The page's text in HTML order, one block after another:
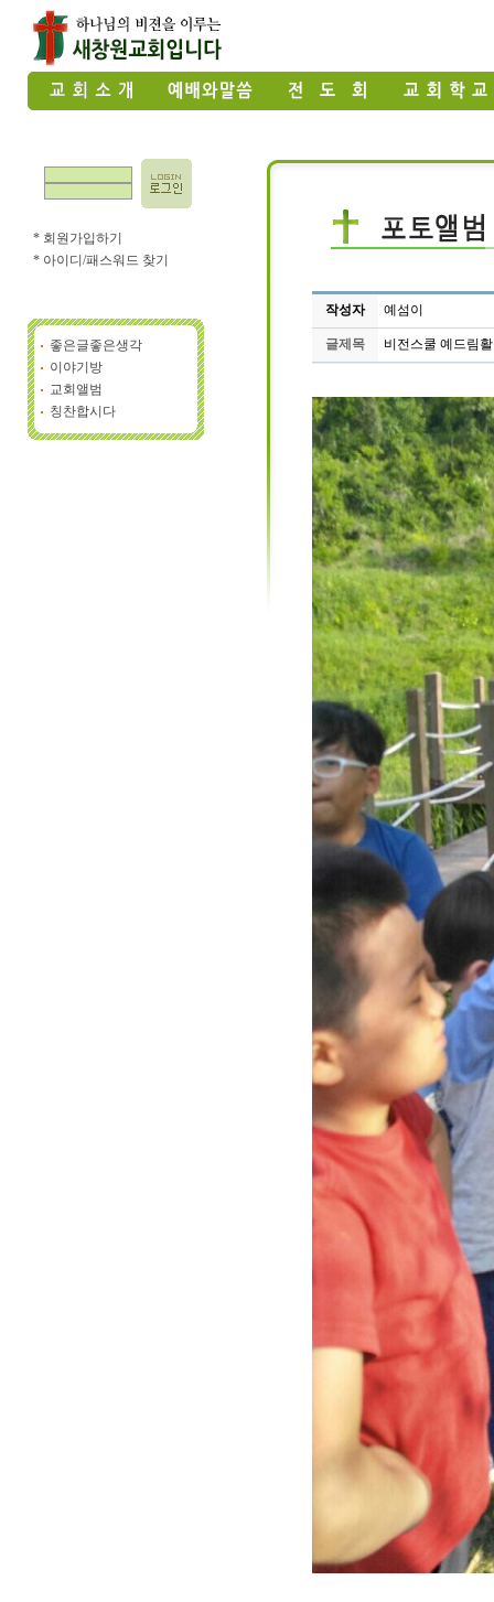
* 회원가입하기
* 아이디/패스워드 찾기
좋은글좋은생각
이야기방
교회앨범
칭찬합시다
작성자 예섬이
글제목 비전스쿨 예드림